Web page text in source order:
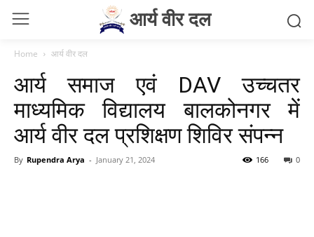
आर्य वीर दल
Home आर्य वीर दल
आर्य समाज एवं DAV उच्चतर
माध्यमिक विद्यालय बालकोनगर में
आर्य वीर दल प्रशिक्षण शिविर संपन्न
By Rupendra Arya - January 21, 2024 0
166